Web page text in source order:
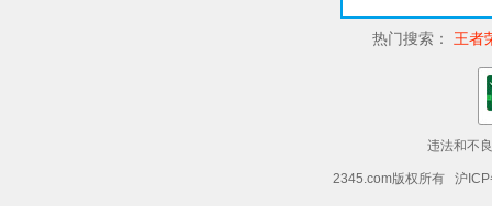
热门搜索： 王者
违法和不
2345.com版权所有 沪